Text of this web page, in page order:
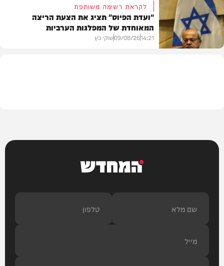
משטרה
לקראת רשימה משותפת
"ועדת הפיוס" תציג את הצעת הריצה
המאוחדת של המפלגות הערביות
14:21
09/08/26שוקי כץ
המחדש